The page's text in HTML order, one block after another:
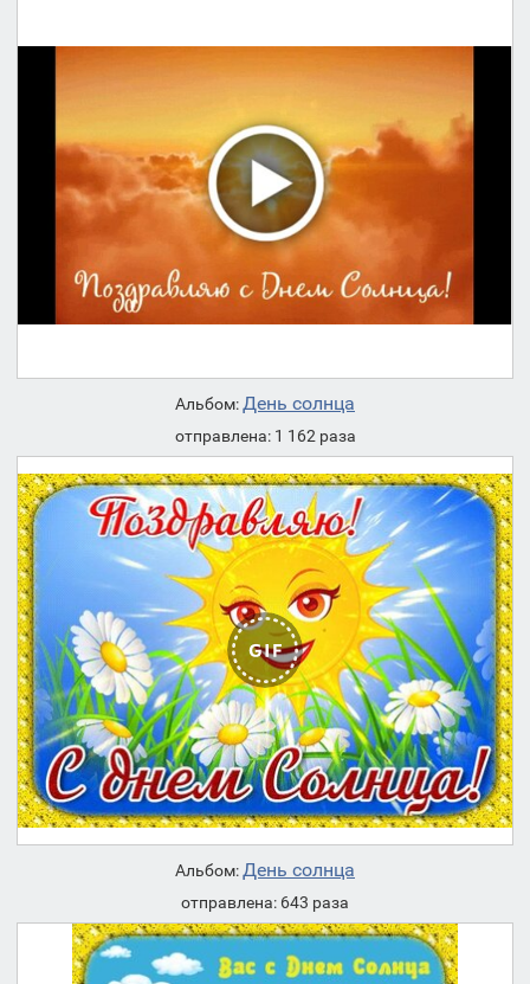
Альбом:День солнца
отправлена: 1 162 раза
Альбом:День солнца
отправлена: 643 раза